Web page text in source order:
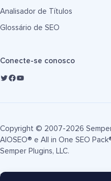
Analisador de Títulos
Glossário de SEO
Conecte-se conosco
Copyright © 2007-2026 Semper
AIOSEO® e All in One SEO
Semper Plugins, LLC.
Termos de Serviço